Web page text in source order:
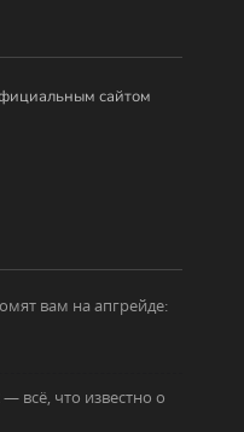
сайтом
вам на апгрейде:
всё, что известно о